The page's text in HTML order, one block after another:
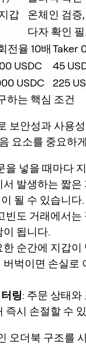
갑
온체인 검증
다자 확인
전율 10배Taker
USDC 45
USDC 225
하는 핵심 조건
보안성과 사용
요소를 중요하
을 넣을 때마다
발생하는 짧은
될 수 있습니다.
빈도 거래에서는
이 됩니다.
한 순간에 지갑이
벅이면 손실로
링: 주문 상태와
즉시 손절할 수
오더북 구조를